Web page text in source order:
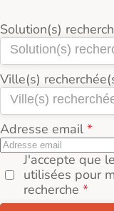
Solution(s)
Ville(s)
Adresse email
J'accepte que
utilisées pour
recherche